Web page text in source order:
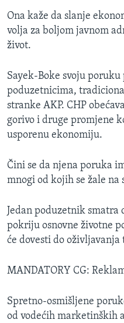
Ona kaže da slanje
volja za boljom javnom
život.
Sayek-Boke svoju
poduzetnicima,
stranke AKP. CHP
gorivo i druge promjene
usporenu ekonomiju.
Čini se da njena poruka
mnogi od kojih se žale na
Jedan poduzetnik smatra
pokriju osnovne životne
će dovesti do oživljavanja
MANDATORY CG:
Spretno-osmišljene
od vodećih marketinških